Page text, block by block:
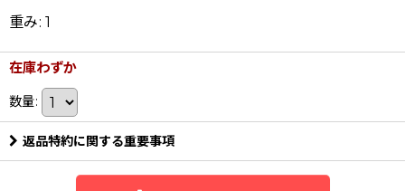
重み: 1
在庫わずか
数量:
返品特約に関する重要事項